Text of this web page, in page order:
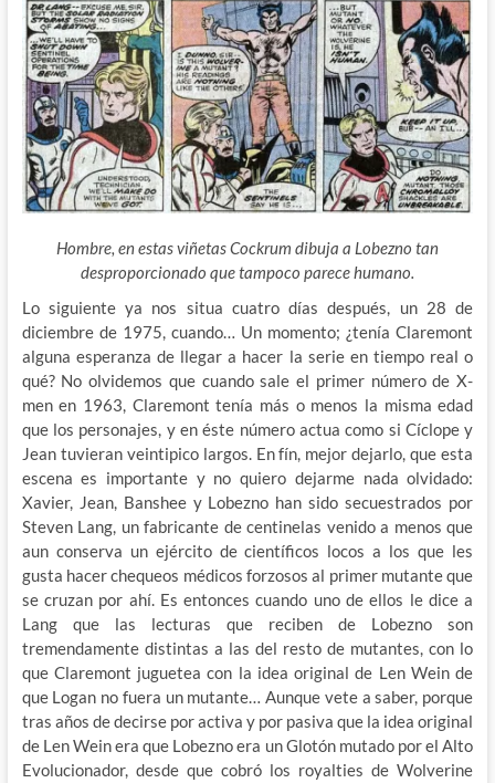
Hombre, en estas viñetas Cockrum dibuja a Lobezno tan
desproporcionado que tampoco parece humano.
Lo siguiente ya nos situa cuatro días después, un 28 de
diciembre de 1975, cuando… Un momento; ¿tenía Claremont
alguna esperanza de llegar a hacer la serie en tiempo real o
qué? No olvidemos que cuando sale el primer número de X-
men en 1963, Claremont tenía más o menos la misma edad
que los personajes, y en éste número actua como si Cíclope y
Jean tuvieran veintipico largos. En fín, mejor dejarlo, que esta
escena es importante y no quiero dejarme nada olvidado:
Xavier, Jean, Banshee y Lobezno han sido secuestrados por
Steven Lang, un fabricante de centinelas venido a menos que
aun conserva un ejército de científicos locos a los que les
gusta hacer chequeos médicos forzosos al primer mutante que
se cruzan por ahí. Es entonces cuando uno de ellos le dice a
Lang que las lecturas que reciben de Lobezno son
tremendamente distintas a las del resto de mutantes, con lo
que Claremont juguetea con la idea original de Len Wein de
que Logan no fuera un mutante… Aunque vete a saber, porque
tras años de decirse por activa y por pasiva que la idea original
de Len Wein era que Lobezno era un Glotón mutado por el Alto
Evolucionador, desde que cobró los royalties de Wolverine